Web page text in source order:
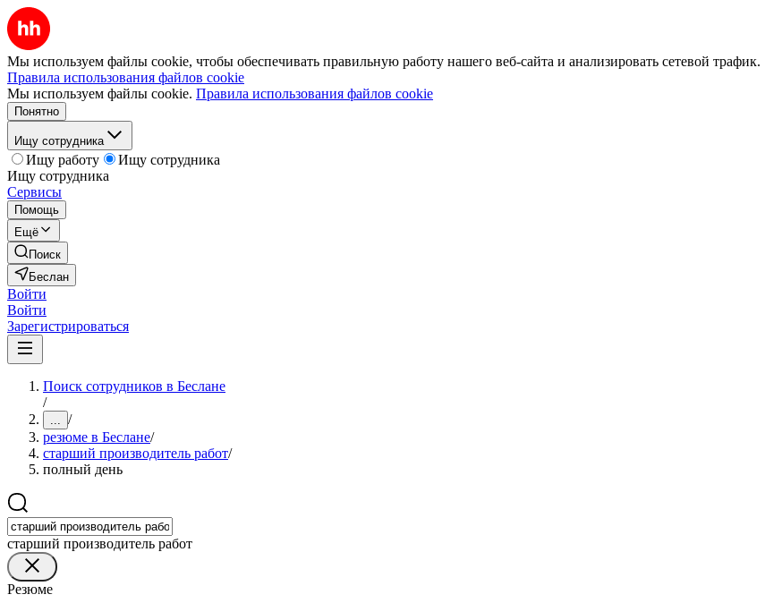
Мы используем файлы cookie, чтобы обеспечивать правильную работу нашего веб-сайта и анализировать сетевой трафик.
Правила использования файлов cookie
Мы используем файлы cookie. Правила использования файлов cookie
Понятно
Ищу сотрудника
Ищу работу
Ищу сотрудника
Ищу сотрудника
Сервисы
Помощь
Ещё
Поиск
Беслан
Войти
Войти
Зарегистрироваться
Поиск сотрудников в Беслане
/
... /
резюме в Беслане/
старший производитель работ/
полный день
старший производитель работ
Резюме